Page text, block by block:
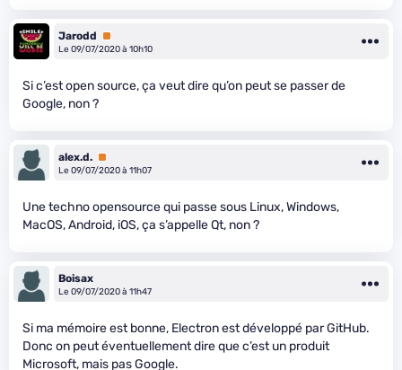
Jarodd
Premium
Le 09/07/2020 à 10h10
Si c’est open source, ça veut dire qu’on peut se passer de
Google, non ?
alex.d. Premium
Le 09/07/2020 à 11h07
Une techno opensource qui passe sous Linux, Windows,
MacOS, Android, iOS, ça s’appelle Qt, non ?
Boisax
Le 09/07/2020 à 11h47
Si ma mémoire est bonne, Electron est développé par GitHub.
Donc on peut éventuellement dire que c’est un produit
Microsoft, mais pas Google.